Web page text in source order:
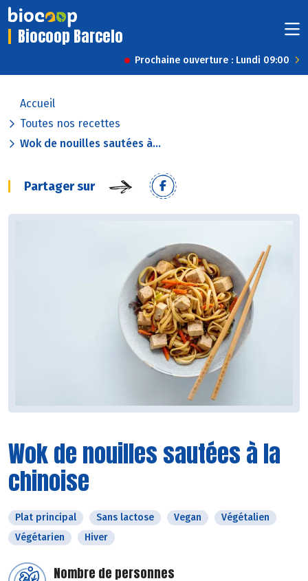
Biocoop Barcelo
Prochaine ouverture : Lundi 09:00
Accueil
Toutes nos recettes
Wok de nouilles sautées à...
Partager sur
Wok de nouilles sautées à la
chinoise
Plat principal Sans lactose Vegan
Végétalien
Végétarien
Hiver
Nombre de personnes